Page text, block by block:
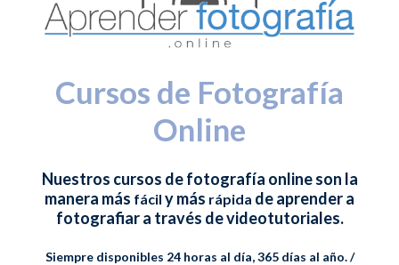
Cursos de Fotografía
Online
Nuestros cursos de fotografía online son la
manera más fácil y más rápida de aprender a
fotografiar a través de videotutoriales.
Siempre disponibles 24 horas al día, 365 días al año. /